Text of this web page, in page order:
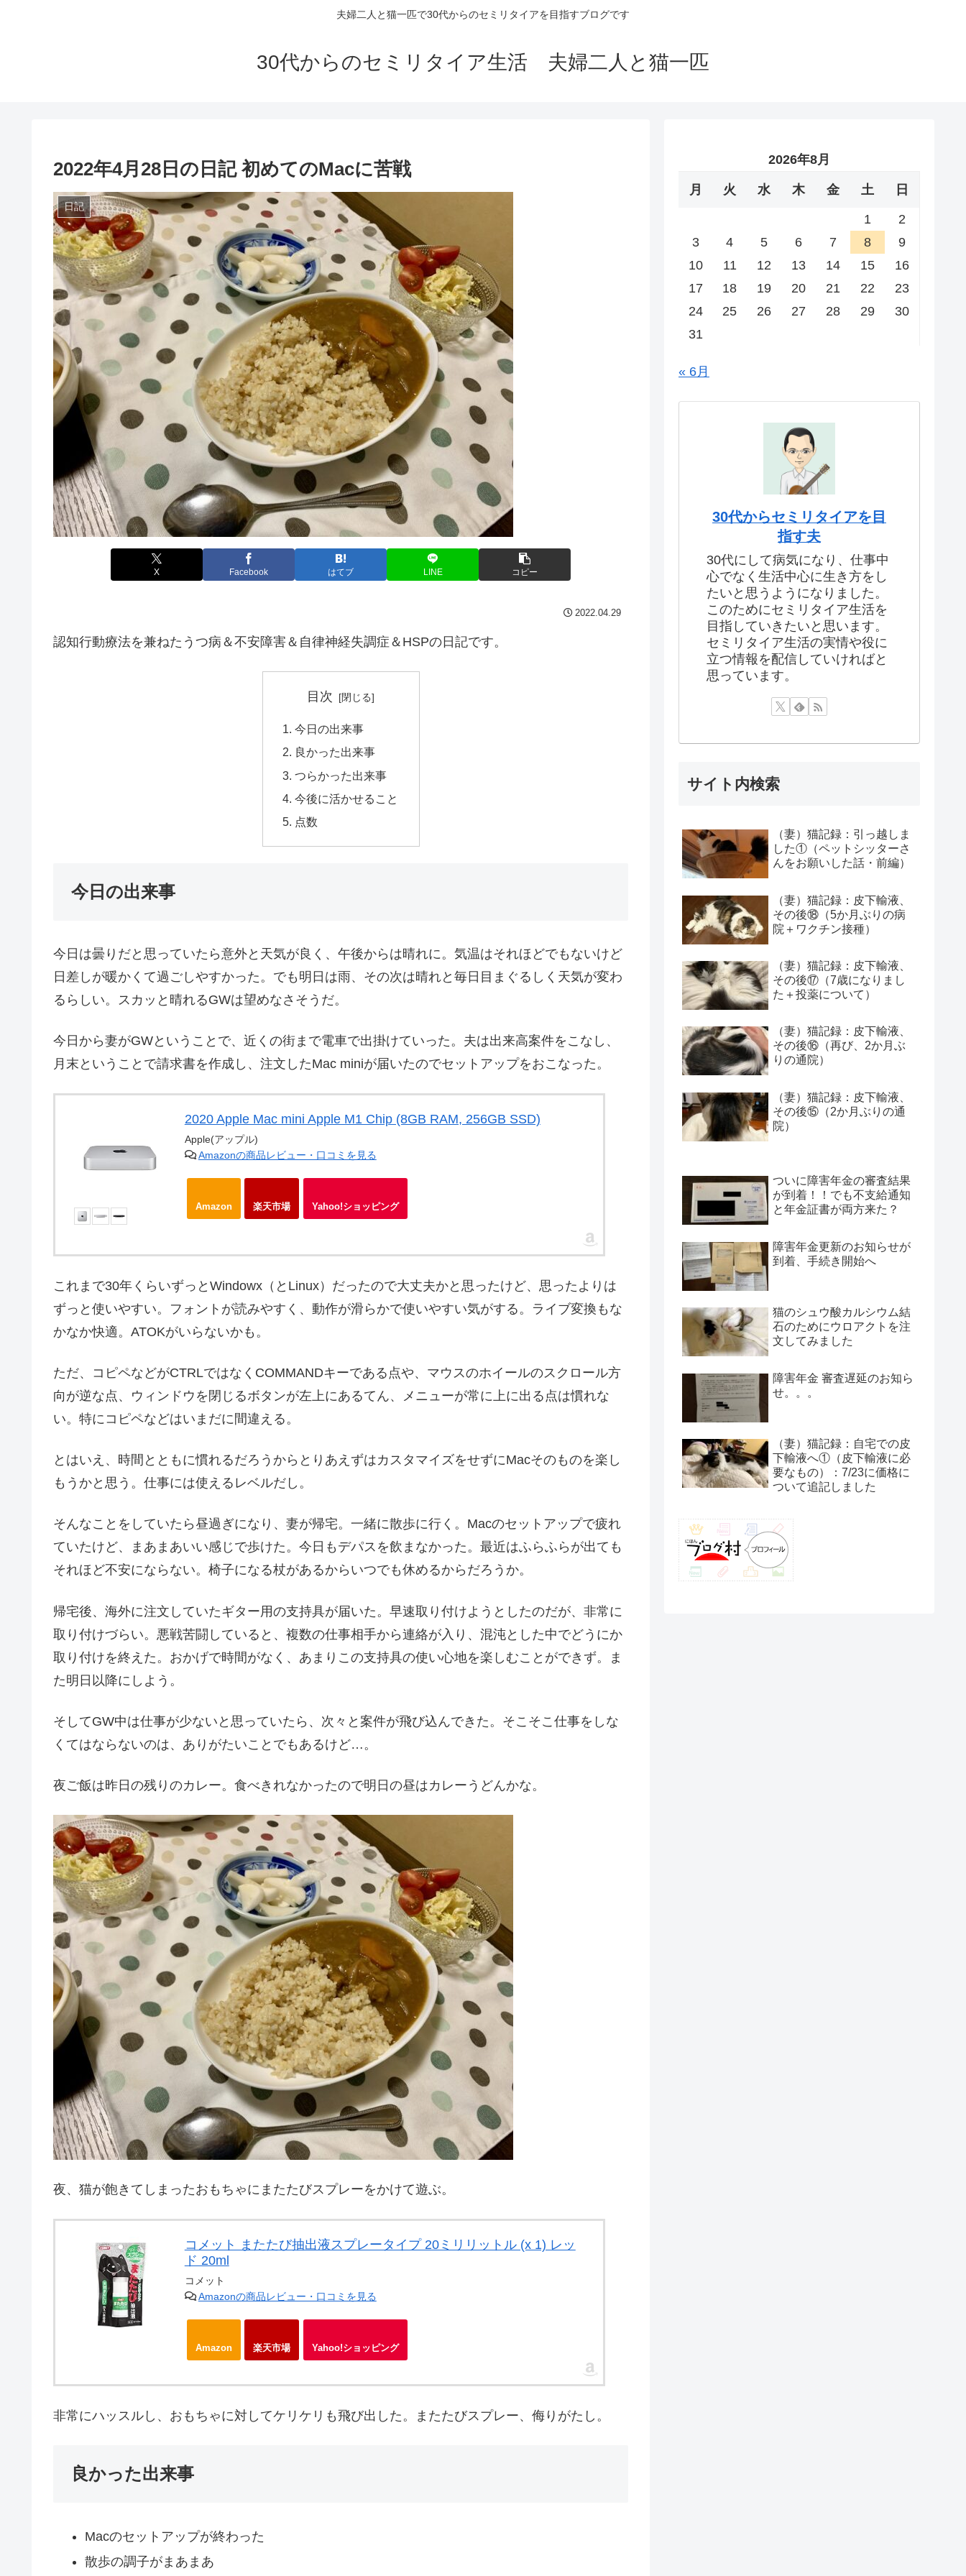
夫婦二人と猫一匹で30代からのセミリタイアを目指すブログです
30代からのセミリタイア生活 夫婦二人と猫一匹
2022年4月28日の日記 初めてのMacに苦戦
日記
X Facebook はてブ LINE コピー
2022.04.29
認知行動療法を兼ねたうつ病＆不安障害＆自律神経失調症＆HSPの日記です。
目次
今日の出来事
良かった出来事
つらかった出来事
今後に活かせること
点数
今日の出来事
今日は曇りだと思っていたら意外と天気が良く、午後からは晴れに。気温はそれほどでもないけど
日差しが暖かくて過ごしやすかった。でも明日は雨、その次は晴れと毎日目まぐるしく天気が変わ
るらしい。スカッと晴れるGWは望めなさそうだ。
今日から妻がGWということで、近くの街まで電車で出掛けていった。夫は出来高案件をこなし、
月末ということで請求書を作成し、注文したMac miniが届いたのでセットアップをおこなった。
2020 Apple Mac mini Apple M1 Chip (8GB RAM, 256GB SSD)
Apple(アップル)
Amazonの商品レビュー・口コミを見る
Amazon 楽天市場 Yahoo!ショッピング
これまで30年くらいずっとWindowx（とLinux）だったので大丈夫かと思ったけど、思ったよりは
ずっと使いやすい。フォントが読みやすく、動作が滑らかで使いやすい気がする。ライブ変換もな
かなか快適。ATOKがいらないかも。
ただ、コピペなどがCTRLではなくCOMMANDキーである点や、マウスのホイールのスクロール方
向が逆な点、ウィンドウを閉じるボタンが左上にあるてん、メニューが常に上に出る点は慣れな
い。特にコピペなどはいまだに間違える。
とはいえ、時間とともに慣れるだろうからとりあえずはカスタマイズをせずにMacそのものを楽し
もうかと思う。仕事には使えるレベルだし。
そんなことをしていたら昼過ぎになり、妻が帰宅。一緒に散歩に行く。Macのセットアップで疲れ
ていたけど、まあまあいい感じで歩けた。今日もデパスを飲まなかった。最近はふらふらが出ても
それほど不安にならない。椅子になる杖があるからいつでも休めるからだろうか。
帰宅後、海外に注文していたギター用の支持具が届いた。早速取り付けようとしたのだが、非常に
取り付けづらい。悪戦苦闘していると、複数の仕事相手から連絡が入り、混沌とした中でどうにか
取り付けを終えた。おかげで時間がなく、あまりこの支持具の使い心地を楽しむことができず。ま
た明日以降にしよう。
そしてGW中は仕事が少ないと思っていたら、次々と案件が飛び込んできた。そこそこ仕事をしな
くてはならないのは、ありがたいことでもあるけど…。
夜ご飯は昨日の残りのカレー。食べきれなかったので明日の昼はカレーうどんかな。
夜、猫が飽きてしまったおもちゃにまたたびスプレーをかけて遊ぶ。
コメット またたび抽出液スプレータイプ 20ミリリットル (x 1) レッ
ド 20ml
コメット
Amazonの商品レビュー・口コミを見る
Amazon 楽天市場 Yahoo!ショッピング
非常にハッスルし、おもちゃに対してケリケリも飛び出した。またたびスプレー、侮りがたし。
良かった出来事
Macのセットアップが終わった
散歩の調子がまあまあ
2026年8月
月 火 水 木 金 土 日
1
2
3
4 5 6 7 8
9
10
11 12 13 14 15
16
17
18 19 20 21 22
23
24
25 26 27 28 29
30
31
« 6月
30代からセミリタイアを目
指す夫
30代にして病気になり、仕事中
心でなく生活中心に生き方をし
たいと思うようになりました。
このためにセミリタイア生活を
目指していきたいと思います。
セミリタイア生活の実情や役に
立つ情報を配信していければと
思っています。
サイト内検索
（妻）猫記録：引っ越しま
した①（ペットシッターさ
んをお願いした話・前編）
（妻）猫記録：皮下輸液、
その後⑱（5か月ぶりの病
院＋ワクチン接種）
（妻）猫記録：皮下輸液、
その後⑰（7歳になりまし
た＋投薬について）
（妻）猫記録：皮下輸液、
その後⑯（再び、2か月ぶ
りの通院）
（妻）猫記録：皮下輸液、
その後⑮（2か月ぶりの通
院）
ついに障害年金の審査結果
が到着！！でも不支給通知
と年金証書が両方来た？
障害年金更新のお知らせが
到着、手続き開始へ
猫のシュウ酸カルシウム結
石のためにウロアクトを注
文してみました
障害年金 審査遅延のお知ら
せ。。。
（妻）猫記録：自宅での皮
下輸液へ①（皮下輸液に必
要なもの）：7/23に価格に
ついて追記しました